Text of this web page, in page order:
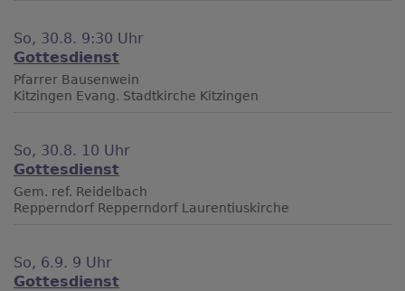
So, 30.8. 9:30 Uhr
Gottesdienst
Pfarrer Bausenwein
Kitzingen Evang. Stadtkirche Kitzingen
So, 30.8. 10 Uhr
Gottesdienst
Gem. ref. Reidelbach
Repperndorf Repperndorf Laurentiuskirche
So, 6.9. 9 Uhr
Gottesdienst